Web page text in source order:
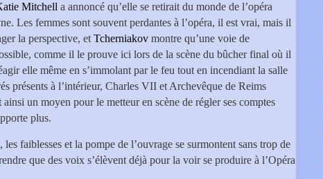
Mitchell a annoncé qu’elle se retirait du monde de l’opéra
Les femmes sont souvent perdantes à l’opéra, il est vrai, mais il
la perspective, et Tcherniakov montre qu’une voie de
comme il le prouve ici lors de la scène du bûcher final où il
elle même en s’immolant par le feu tout en incendiant la salle
présents à l’intérieur, Charles VII et Archevêque de Reims
un moyen pour le metteur en scène de régler ses comptes
plus.
les faiblesses et la pompe de l’ouvrage se surmontent sans trop de
que des voix s’élèvent déjà pour la voir se produire à l’Opéra